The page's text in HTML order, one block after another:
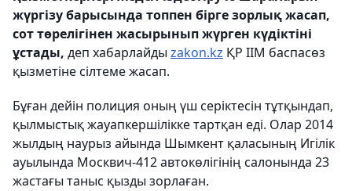
жүргізу барысында топпен бірге зорлық жасап,
сот төрелігінен жасырынып жүрген күдіктіні
ұстады, деп хабарлайды zakon.kz ҚР ІІМ баспасөз
қызметіне сілтеме жасап.
Бұған дейін полиция оның үш серіктесін тұтқындап,
қылмыстық жауапкершілікке тартқан еді. Олар 2014
жылдың наурыз айында Шымкент қаласының Игілік
ауылында Москвич-412 автокөлігінің салонында 23
жастағы таныс қызды зорлаған.